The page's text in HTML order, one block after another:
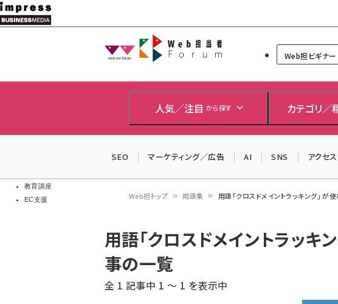
メ
イ
教育講座
EC支援
Web担当者Forum
Web担ビギナー
人気／注目 から探す カテゴリ／
SEO マーケティング／広告 AI SNS アクセ
ン
く
ず
Web担トップ 用語集 用語「クロスドメイントラッキング」 が
用語「クロスドメイントラッキ
事の一覧
全 1 記事中 1 ～ 1 を表示中